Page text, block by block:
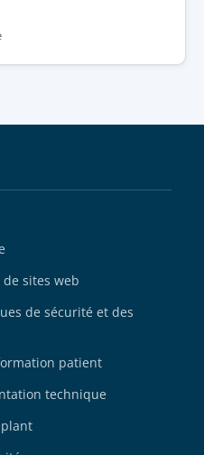
sites web
de sécurité et des
patient
technique